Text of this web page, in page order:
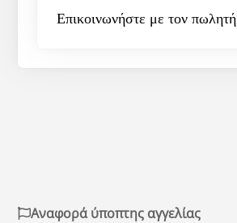
Επικοινωνήστε με τον πωλητή
Αναφορά ύποπτης αγγελίας